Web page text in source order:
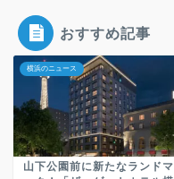
おすすめ記事
横浜のニュース
山下公園前に新たなランドマ